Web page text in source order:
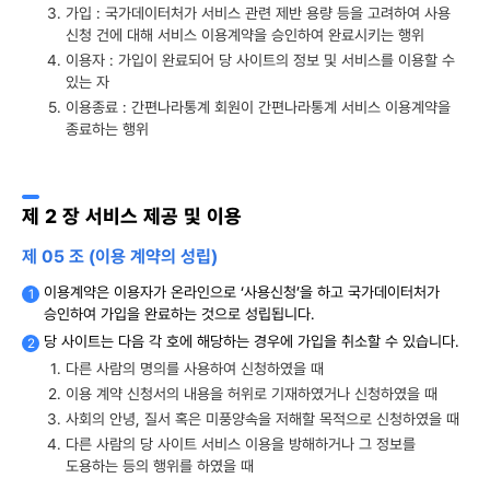
가입 : 국가데이터처가 서비스 관련 제반 용량 등을 고려하여 사용
신청 건에 대해 서비스 이용계약을 승인하여 완료시키는 행위
이용자 : 가입이 완료되어 당 사이트의 정보 및 서비스를 이용할 수
있는 자
이용종료 : 간편나라통계 회원이 간편나라통계 서비스 이용계약을
종료하는 행위
제 2 장 서비스 제공 및 이용
제 05 조 (이용 계약의 성립)
이용계약은 이용자가 온라인으로 ‘사용신청’을 하고 국가데이터처가
승인하여 가입을 완료하는 것으로 성립됩니다.
당 사이트는 다음 각 호에 해당하는 경우에 가입을 취소할 수 있습니다.
다른 사람의 명의를 사용하여 신청하였을 때
이용 계약 신청서의 내용을 허위로 기재하였거나 신청하였을 때
사회의 안녕, 질서 혹은 미풍양속을 저해할 목적으로 신청하였을 때
다른 사람의 당 사이트 서비스 이용을 방해하거나 그 정보를
도용하는 등의 행위를 하였을 때